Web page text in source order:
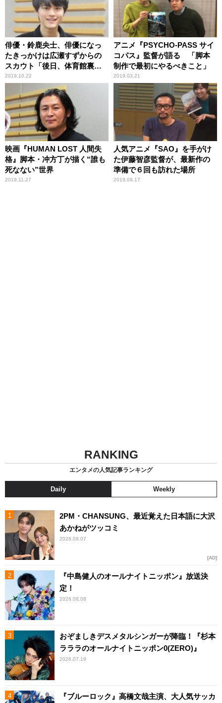
俳優・鈴鹿央士、俳優になっ
たきっかけは広瀬すずからの
スカウト「後日、体育館裏
で……」
2019.10.22
アニメ『PSYCHO-PASS サイ
コパス』監督が語る 「脚本
制作で最初にやるべきこと」
2019.03.21
映画『HUMAN LOST 人間失
格』脚本・冲方丁が描く“誰も
死なない”世界
2019.11.27
人気アニメ『SAO』を手がけ
た伊藤智彦監督が、最新作の
準備で６回も訪れた場所
2019.09.17
RANKING
エンタメの人気記事ランキング
Daily Weekly
2PM・CHANSUNG、最近覚えた日本語に大沢
あかねがツッコミ
2026.08.07
AD
『中島健人のオールナイトニッポン』放送決
定！
2026.08.08
おぞましきデスメタルシンガーが降臨！『杉本
ラララのオールナイトニッポン0(ZERO)』
2026.07.19
『ブルーロック』高橋文哉主演、大人気サッカ